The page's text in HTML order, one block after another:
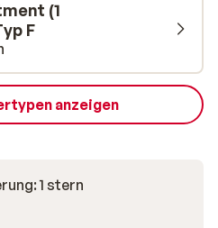
(1
F
anzeigen
1 stern